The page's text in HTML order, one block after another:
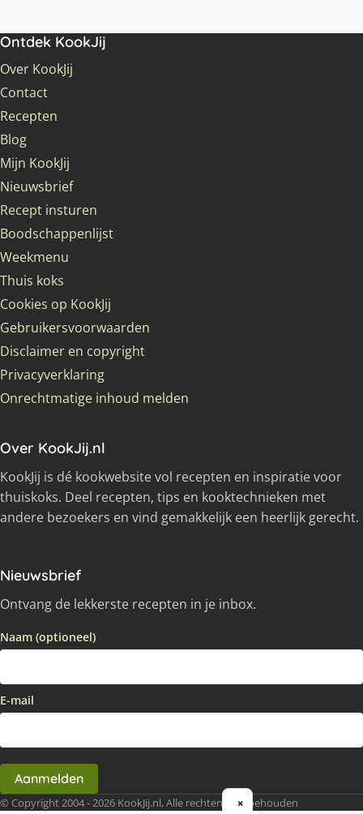
Ontdek KookJij
Over KookJij
Contact
Recepten
Blog
Mijn KookJij
Nieuwsbrief
Recept insturen
Boodschappenlijst
Weekmenu
Thuis koks
Cookies op KookJij
Gebruikersvoorwaarden
Disclaimer en copyright
Privacyverklaring
Onrechtmatige inhoud melden
Over KookJij.nl
KookJij is dé kookwebsite vol recepten en inspiratie voor
thuiskoks. Deel recepten, tips en kooktechnieken met
andere bezoekers en vind gemakkelijk een heerlijk gerecht.
Nieuwsbrief
Ontvang de lekkerste recepten in je inbox.
Naam (optioneel)
E-mail
Aanmelden
© Copyright 2004 - 2026 KookJij.nl, Alle rechten voorbehouden
×